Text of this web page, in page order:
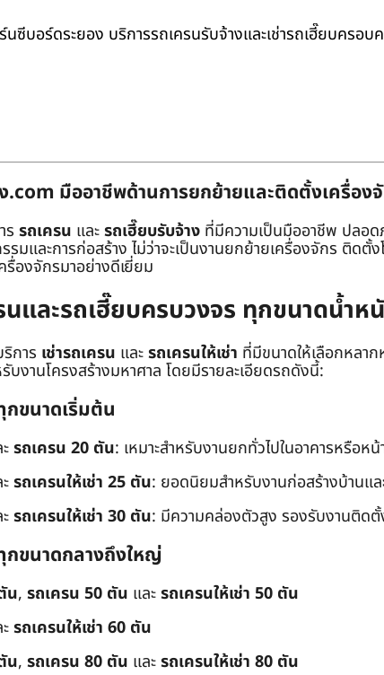
ซีบอร์ดระยอง บริการรถเครนรับจ้างและเช่ารถเฮี๊ยบคร
.com มืออาชีพด้านการยกย้ายและติดตั้งเครื่อ
ร รถเครน และรถเฮี๊ยบรับจ้าง ที่มีความเป็นมืออาชีพ ปลอด
รมและการก่อสร้าง ไม่ว่าจะเป็นงานยกย้ายเครื่องจักร ติ
รื่องจักรมาอย่างดีเยี่ยม
นและรถเฮี๊ยบครบวงจร ทุกขนาดน้ำห
การ เช่ารถเครน และรถเครนให้เช่า ที่มีขนาดให้เลือกหลา
งานโครงสร้างมหาศาล โดยมีรายละเอียดรถดังนี้:
ขนาดเริ่มต้น
รถเครน 20 ตัน: เหมาะสำหรับงานยกทั่วไปในอาคารหรือห
รถเครนให้เช่า 25 ตัน: ยอดนิยมสำหรับงานก่อสร้างบ้านแ
รถเครนให้เช่า 30 ตัน: มีความคล่องตัวสูง รองรับงานติด
กขนาดกลางถึงใหญ่
น, รถเครน 50 ตัน และรถเครนให้เช่า 50 ตัน
รถเครนให้เช่า 60 ตัน
น, รถเครน 80 ตัน และรถเครนให้เช่า 80 ตัน